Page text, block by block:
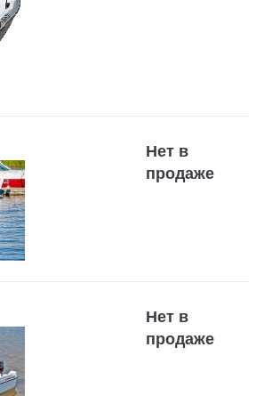
Нет в
продаже
Нет в
продаже